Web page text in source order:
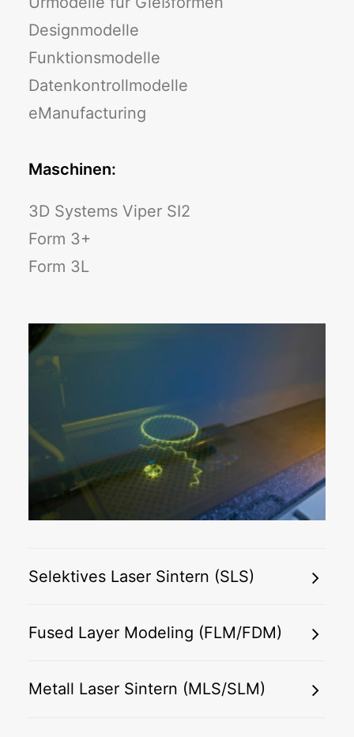
Designmodelle
Funktionsmodelle
Datenkontrollmodelle
eManufacturing
Maschinen:
3D Systems Viper SI2
Form 3+
Form 3L
Selektives Laser Sintern (SLS)
Fused Layer Modeling (FLM/FDM)
Metall Laser Sintern (MLS/SLM)